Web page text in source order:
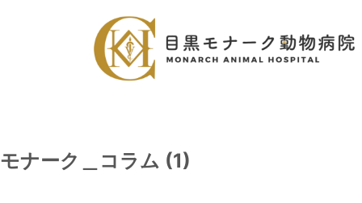
モナーク＿コラム (1)